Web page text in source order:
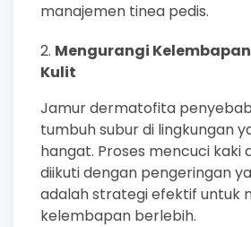
manajemen tinea pedis.
Mengurangi
Kulit
Jamur dermatofita
tumbuh subur di lingkungan
hangat. Proses mencuci kaki
diikuti dengan pengeringan
adalah strategi efektif untuk
kelembapan berlebih.